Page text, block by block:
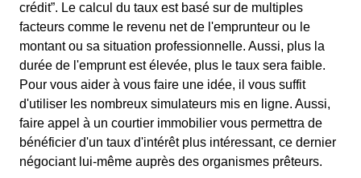
crédit”. Le calcul du taux est basé sur de multiples
facteurs comme le revenu net de l'emprunteur ou le
montant ou sa situation professionnelle. Aussi, plus la
durée de l'emprunt est élevée, plus le taux sera faible.
Pour vous aider à vous faire une idée, il vous suffit
d'utiliser les nombreux simulateurs mis en ligne. Aussi,
faire appel à un courtier immobilier vous permettra de
bénéficier d'un taux d'intérêt plus intéressant, ce dernier
négociant lui-même auprès des organismes prêteurs.